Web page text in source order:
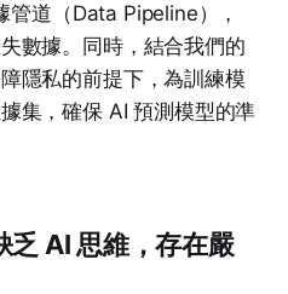
管道（Data Pipeline），
數據。同時，結合我們的
隱私的前提下，為訓練模
集，確保 AI 預測模型的準
乏 AI 思維，存在嚴